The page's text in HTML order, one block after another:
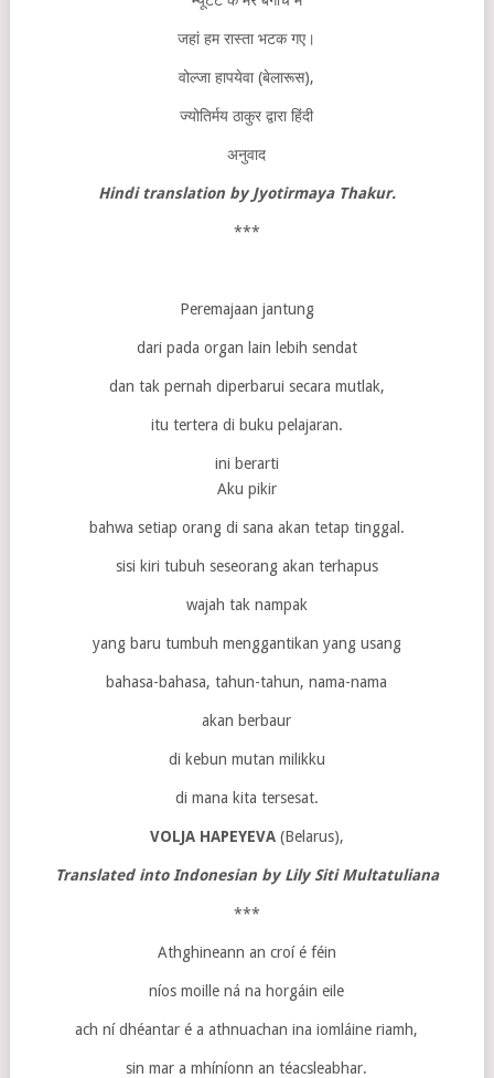
जहां हम रास्ता भटक गए।
वोल्जा हापयेवा (बेलारूस),
ज्योतिर्मय ठाकुर द्वारा हिंदी
अनुवाद
Hindi translation by Jyotirmaya Thakur.
***
Peremajaan jantung
dari pada organ lain lebih sendat
dan tak pernah diperbarui secara mutlak,
itu tertera di buku pelajaran.
ini berarti
Aku pikir
bahwa setiap orang di sana akan tetap tinggal.
sisi kiri tubuh seseorang akan terhapus
wajah tak nampak
yang baru tumbuh menggantikan yang usang
bahasa-bahasa, tahun-tahun, nama-nama
akan berbaur
di kebun mutan milikku
di mana kita tersesat.
VOLJA HAPEYEVA(Belarus),
Translated into Indonesian by Lily Siti Multatuliana
***
Athghineann an croí é féin
níos moille ná na horgáin eile
ach ní dhéantar é a athnuachan ina iomláine riamh,
sin mar a mhíníonn an téacsleabhar.